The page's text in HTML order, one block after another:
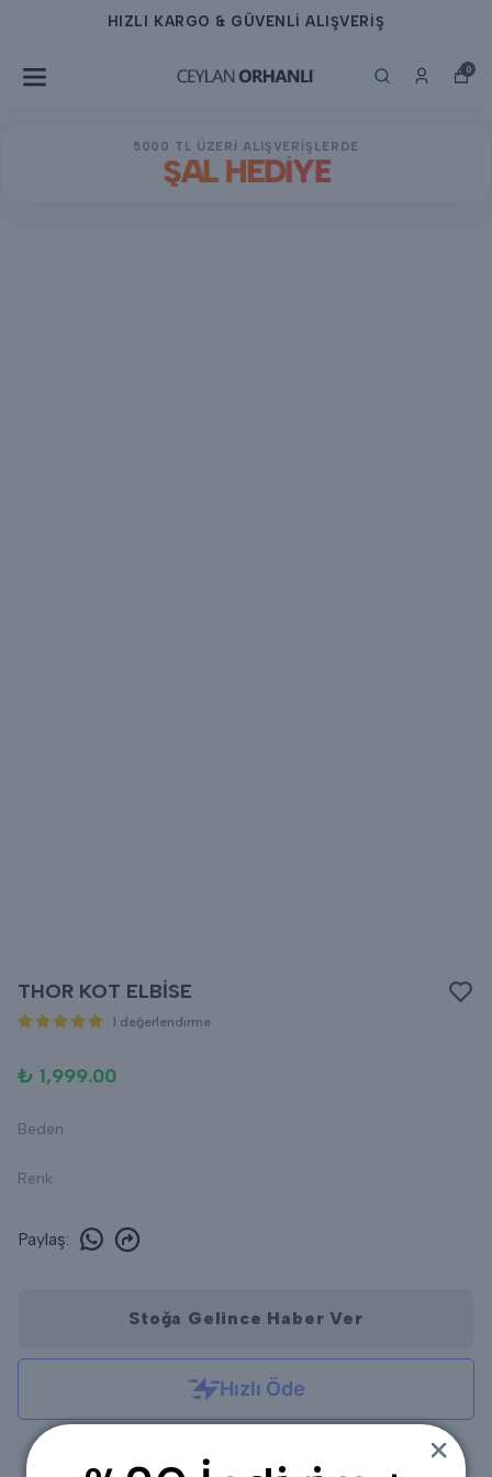
HIZLI KARGO & GÜVENLİ ALIŞVERİŞ
0
5000 TL ÜZERİ ALIŞVERİŞLERDE
ŞAL HEDİYE
THOR KOT ELBİSE
1 değerlendirme
₺ 1,999.00
Beden
Renk
Paylaş:
Stoğa Gelince Haber Ver